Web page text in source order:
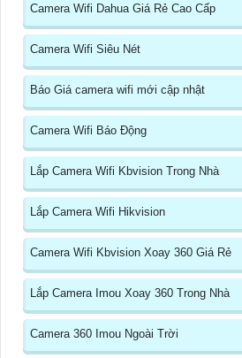
Camera Wifi Dahua Giá Rẻ Cao Cấp
Camera Wifi Siêu Nét
Báo Giá camera wifi mới cập nhật
Camera Wifi Báo Động
Lắp Camera Wifi Kbvision Trong Nhà
Lắp Camera Wifi Hikvision
Camera Wifi Kbvision Xoay 360 Giá Rẻ
Lắp Camera Imou Xoay 360 Trong Nhà
Camera 360 Imou Ngoài Trời